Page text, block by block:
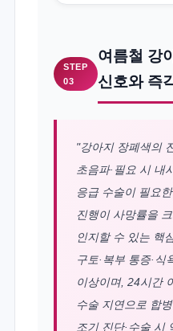
STEP
03
여름철 강
신호와 즉
"강아지 장폐색의
초음파·필요 시 내
응급 수술이 필요
진행이 사망률을
인지할 수 있는 핵
구토·복부 통증·식
이상이며, 24시간
수술 지연으로 합
조기 진단·수술 시